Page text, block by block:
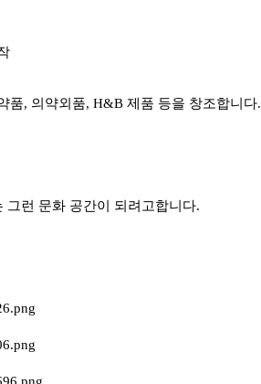
품, 의약외품, H&B 제품 등을 창조합니다.
그런 문화 공간이 되려고합니다.